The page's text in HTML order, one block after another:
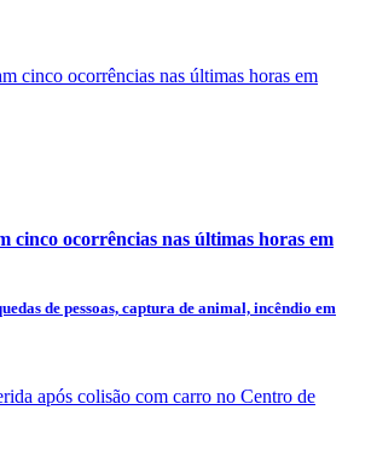
cinco ocorrências nas últimas horas em
de pessoas, captura de animal, incêndio em